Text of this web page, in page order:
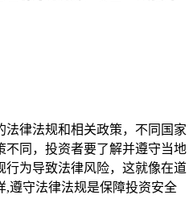
律法规和相关政策，不同国家
不同，投资者要了解并遵守当地
行为导致法律风险，这就像在道
,遵守法律法规是保障投资安全